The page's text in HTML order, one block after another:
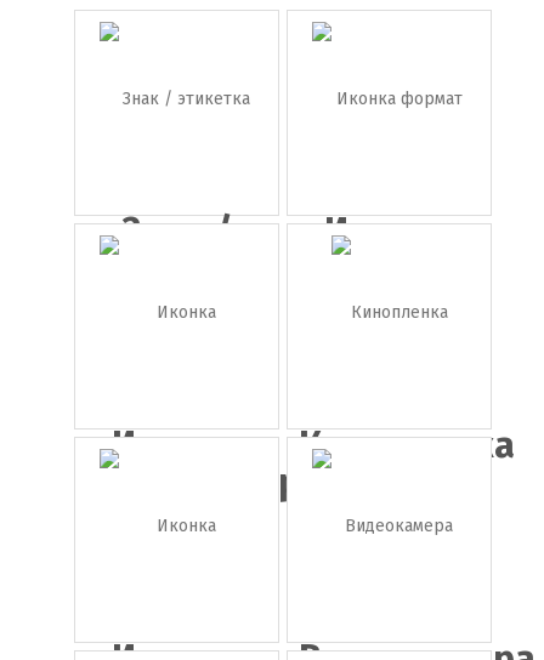
Знак /
этикетка
4...
Иконка
формат
Mov
Иконка
видеокамер...
Кинопленка